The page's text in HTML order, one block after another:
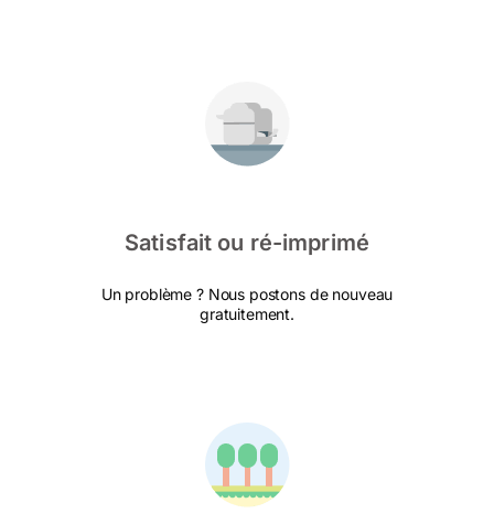
Satisfait ou ré-imprimé
Un problème ? Nous postons de nouveau
gratuitement.